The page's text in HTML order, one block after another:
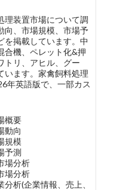
理装置市場について調
向、市場規模、市場予
を掲載しています。中
合機、ペレット化&押
トリ、アヒル、グー
います。家禽飼料処理
年英語版で、一部カス
概要
動向
規模
予測
場分析
場分析
析(企業情報、売上、